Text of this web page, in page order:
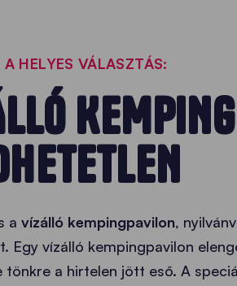
HELYES VÁLASZTÁS:
a vízálló kempingpavilon,
Egy vízálló kempingpavilon
tönkre a hirtelen jött eső. A